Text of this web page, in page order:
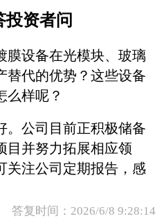
投资者问
膜设备在光模块、玻璃
替代的优势？这些设备
么样呢？
。公司目前正积极储备
目并努力拓展相应领
关注公司定期报告，感
答复时间：2026/6/8 9:28:14